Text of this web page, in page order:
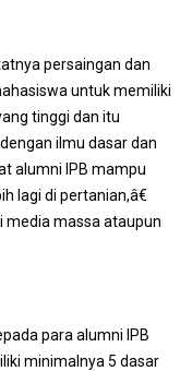
persaingan dan
untuk memiliki
tinggi dan itu
ilmu dasar dan
alumni IPB mampu
lagi di pertanian,â€
media massa ataupun
para alumni IPB
minimalnya 5 dasar